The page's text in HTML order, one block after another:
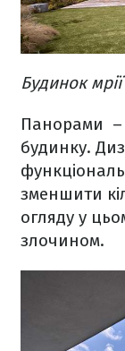
Будинок
Панорами –
будинку.
зменшити
огляду у
злочином.